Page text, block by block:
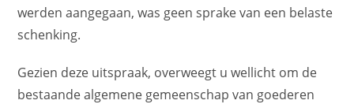
werden aangegaan, was geen sprake van een belaste
schenking.
Gezien deze uitspraak, overweegt u wellicht om de
bestaande algemene gemeenschap van goederen